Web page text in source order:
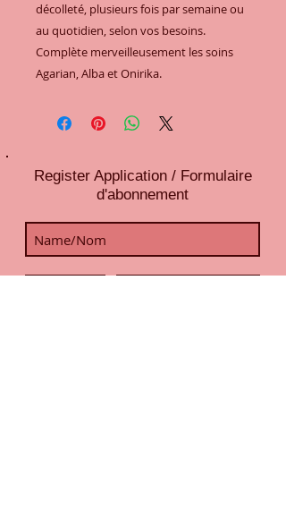
décolleté, plusieurs fois par semaine ou
au quotidien, selon vos besoins.
Complète merveilleusement les soins
Agarian, Alba et Onirika.
Register Application / Formulaire
d'abonnement